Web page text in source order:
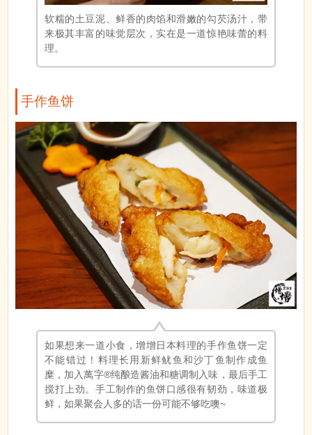
软糯的土豆泥、鲜香的肉馅和滑嫩的勾芡汤汁，带
来极其丰富的味觉层次，实在是一道惊艳味蕾的料
理。
手作鱼饼
如果想来一道小食，增增日本料理的手作鱼饼一定
不能错过！料理长用新鲜鱿鱼和沙丁鱼制作成鱼
糜，加入萬字®纯酿造酱油和糖调制入味，最后手工
搅打上劲。手工制作的鱼饼口感很有韧劲，味道极
鲜，如果聚会人多的话一份可能不够吃噢~